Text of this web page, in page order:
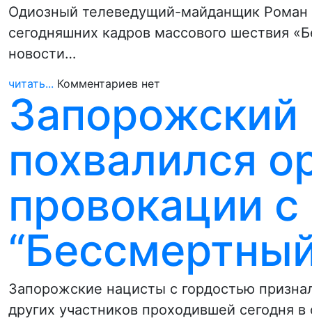
Одиозный телеведущий-майданщик Роман
сегодняшних кадров массового шествия
новости…
читать... Комментариев нет
Запорожский
похвалился
провокации
Запорожские нацисты с гордостью
других участников проходившей сегодня